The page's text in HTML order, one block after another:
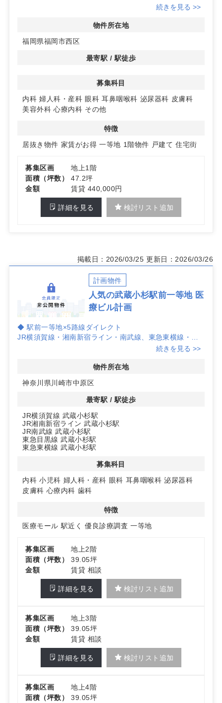
の開業を希望される先生におすすめの物件！
を軽減できる点も魅力！
続きを見る >>
物件所在地
福岡県福岡市西区
最寄駅 / 駅徒歩
募集科目
内科 婦人科・産科 眼科 耳鼻咽喉科 泌尿器科 皮膚科
美容外科 心療内科 その他
特徴
居抜き物件 家賃がお得 一等地 1階物件 戸建て 住宅街
募集区画
地上1階
面積（坪数）
47.2坪
金額
賃貸 440,000円
詳細を見る 検討リスト追加
掲載日：2026/03/25 更新日：2026/03/26
計画物件
人気の武蔵小杉駅前一等地 医
療ビル計画
◆ 駅前一等地×5路線ダイレクト
JR横須賀線・湘南新宿ライン・南武線、東急東横線・目
買物動線に直結し、集患力を高めやすい立地です。
◆ 成長エリアでの新築計画×医療モール
再開発が続くタワーマンション集積エリアで、居住人口の
新築計画の医療モールで、共用エレベーター有り、フロア
は2～5階の複数区画から検討可能です。
◆ 開業適性と運用条件の明瞭さ
約15年以上、仲介手数料1ヶ月、駐車場無し。駅前の視認
性と多様な居住層が見込める商圏で、中長期の安定運営に
適した計画です。
詳細はお問い合わせください。
続きを見る >>
物件所在地
神奈川県川崎市中原区
最寄駅 / 駅徒歩
JR横須賀線 武蔵小杉駅
JR湘南新宿ライン 武蔵小杉駅
JR南武線 武蔵小杉駅
東急目黒線 武蔵小杉駅
東急東横線 武蔵小杉駅
募集科目
内科 小児科 婦人科・産科 眼科 耳鼻咽喉科 泌尿器科
皮膚科 心療内科 歯科
特徴
医療モール 駅近く 優良診療調査 一等地
募集区画
地上2階
面積（坪数）
39.05坪
金額
賃貸 相談
詳細を見る 検討リスト追加
募集区画
地上3階
面積（坪数）
39.05坪
金額
賃貸 相談
詳細を見る 検討リスト追加
募集区画
地上4階
面積（坪数）
39.05坪